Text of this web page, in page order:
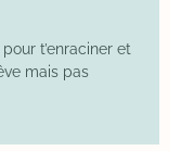
t’enraciner et
mais pas